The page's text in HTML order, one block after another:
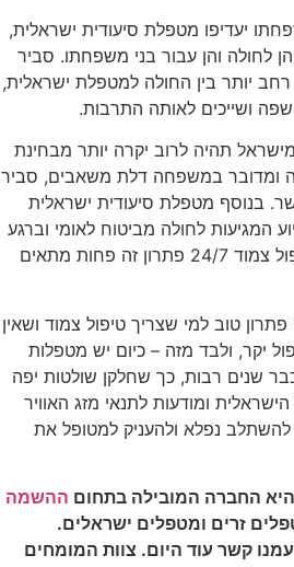
יעדיפו מטפלת סיעודית ישראלית,
לחולה והן עבור בני משפחתו. סביר
יותר בין החולה למטפלת ישראלית,
ושייכים לאותה התרבות.
תהיה לרוב יקרה יותר מבחינת
ומדובר במשפחה דלת משאבים, סביר
בנוסף מטפלת סיעודית ישראלית
המגיעות לחולה מביטוח לאומי וברגע
שהקשיש הסיעודי זקוק לטיפול צמוד 24/7 פתרון זה פחות מתאים
טוב למי שצריך טיפול צמוד ושאין
יקר, ולבד מזה – כיום יש מטפלות
שנים רבות, כך שחלקן שולטות יפה
ומודעות לתנאי מזג האוויר
להשתלב נפלא ולהעניק למטופל את
היא החברה המובילה בתחום ההשמה
זרים ומטפלים ישראלים.
קשר עוד היום. צוות המומחים